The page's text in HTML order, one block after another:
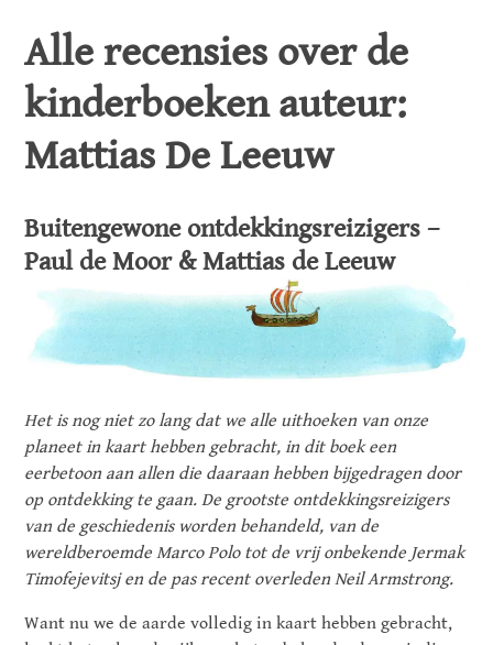
Alle recensies over de
kinderboeken auteur:
Mattias De Leeuw
Buitengewone ontdekkingsreizigers –
Paul de Moor & Mattias de Leeuw
Het is nog niet zo lang dat we alle uithoeken van onze
planeet in kaart hebben gebracht, in dit boek een
eerbetoon aan allen die daaraan hebben bijgedragen door
op ontdekking te gaan. De grootste ontdekkingsreizigers
van de geschiedenis worden behandeld, van de
wereldberoemde Marco Polo tot de vrij onbekende Jermak
Timofejevitsj en de pas recent overleden Neil Armstrong.
Want nu we de aarde volledig in kaart hebben gebracht,